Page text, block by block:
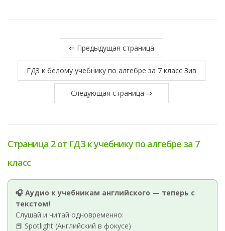
⇐ Предыдущая страница
ГДЗ к белому учебнику по алгебре за 7 класс Зив
Следующая страница ⇒
Страница 2 от ГДЗ к учебнику по алгебре за 7
класс
🎧 Аудио к учебникам английского — теперь с
текстом!
Слушай и читай одновременно:
📕 Spotlight (Английский в фокусе)